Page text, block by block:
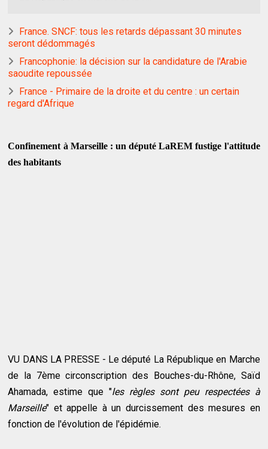
France. SNCF: tous les retards dépassant 30 minutes
seront dédommagés
Francophonie: la décision sur la candidature de l'Arabie
saoudite repoussée
France - Primaire de la droite et du centre : un certain
regard d'Afrique
Confinement à Marseille : un député LaREM fustige l'attitude
des habitants
VU DANS LA PRESSE - Le député La République en Marche
de la 7ème circonscription des Bouches-du-Rhône, Saïd
Ahamada, estime que "les règles sont peu respectées à
Marseille" et appelle à un durcissement des mesures en
fonction de l'évolution de l'épidémie.